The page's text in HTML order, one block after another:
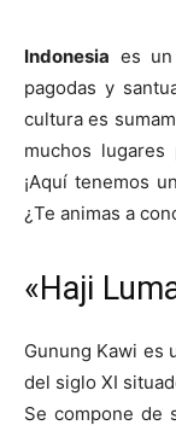
Indonesia es
pagodas y
cultura es
muchos
¡Aquí tenemos
¿Te animas a
«Haji
Gunung Kawi es
del siglo XI
Se compone de